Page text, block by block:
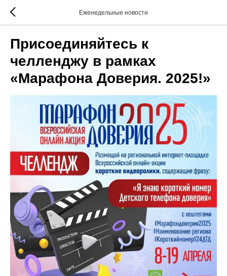
Еженедельные новости
Присоединяйтесь к
челленджу в рамках
«Марафона Доверия. 2025!»